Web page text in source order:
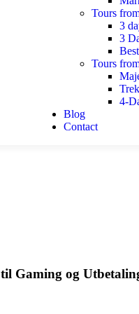
Tours
3
3
Tours
4-
Blog
Contact
Gaming og